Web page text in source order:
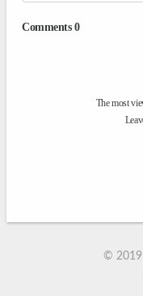
© 2019